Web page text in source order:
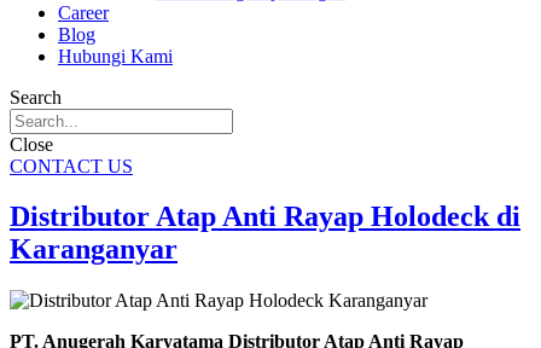
Career
Blog
Hubungi Kami
Search
Close
CONTACT US
Distributor Atap Anti Rayap Holodeck di
Karanganyar
PT. Anugerah Karyatama Distributor Atap Anti Rayap